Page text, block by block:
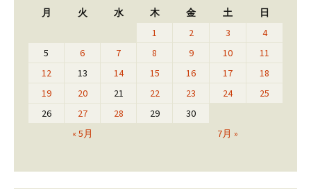
月
火 水 木 金 土 日
« 5月 7月 »
1 2 3
4
5
6 7 8 9 10
11
12
13 14 15 16 17
18
19
20 21 22 23 24
25
26
27 28 29 30